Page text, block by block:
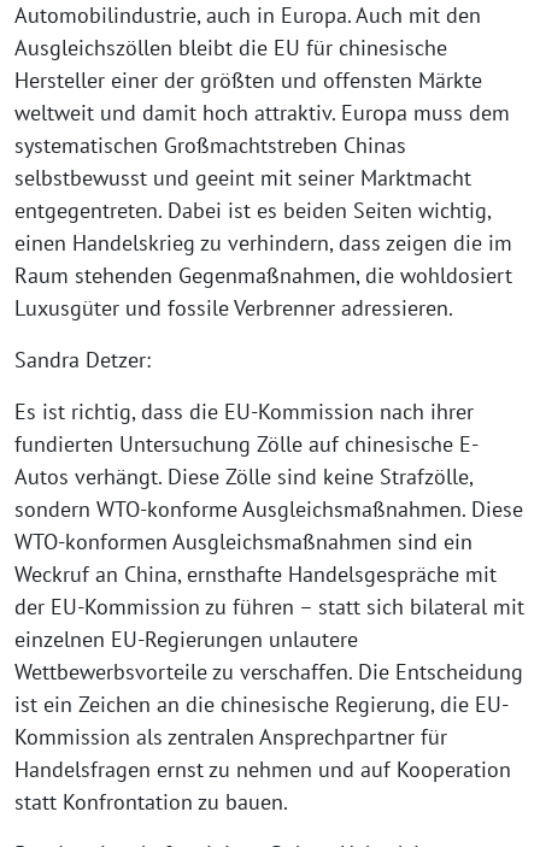
Automobilindustrie, auch in Europa. Auch mit den
Ausgleichszöllen bleibt die EU für chinesische
Hersteller einer der größten und offensten Märkte
weltweit und damit hoch attraktiv. Europa muss dem
systematischen Großmachtstreben Chinas
selbstbewusst und geeint mit seiner Marktmacht
entgegentreten. Dabei ist es beiden Seiten wichtig,
einen Handelskrieg zu verhindern, dass zeigen die im
Raum stehenden Gegenmaßnahmen, die wohldosiert
Luxusgüter und fossile Verbrenner adressieren.
Sandra Detzer:
Es ist richtig, dass die EU-Kommission nach ihrer
fundierten Untersuchung Zölle auf chinesische E-
Autos verhängt. Diese Zölle sind keine Strafzölle,
sondern WTO-konforme Ausgleichsmaßnahmen. Diese
WTO-konformen Ausgleichsmaßnahmen sind ein
Weckruf an China, ernsthafte Handelsgespräche mit
der EU-Kommission zu führen – statt sich bilateral mit
einzelnen EU-Regierungen unlautere
Wettbewerbsvorteile zu verschaffen. Die Entscheidung
ist ein Zeichen an die chinesische Regierung, die EU-
Kommission als zentralen Ansprechpartner für
Handelsfragen ernst zu nehmen und auf Kooperation
statt Konfrontation zu bauen.